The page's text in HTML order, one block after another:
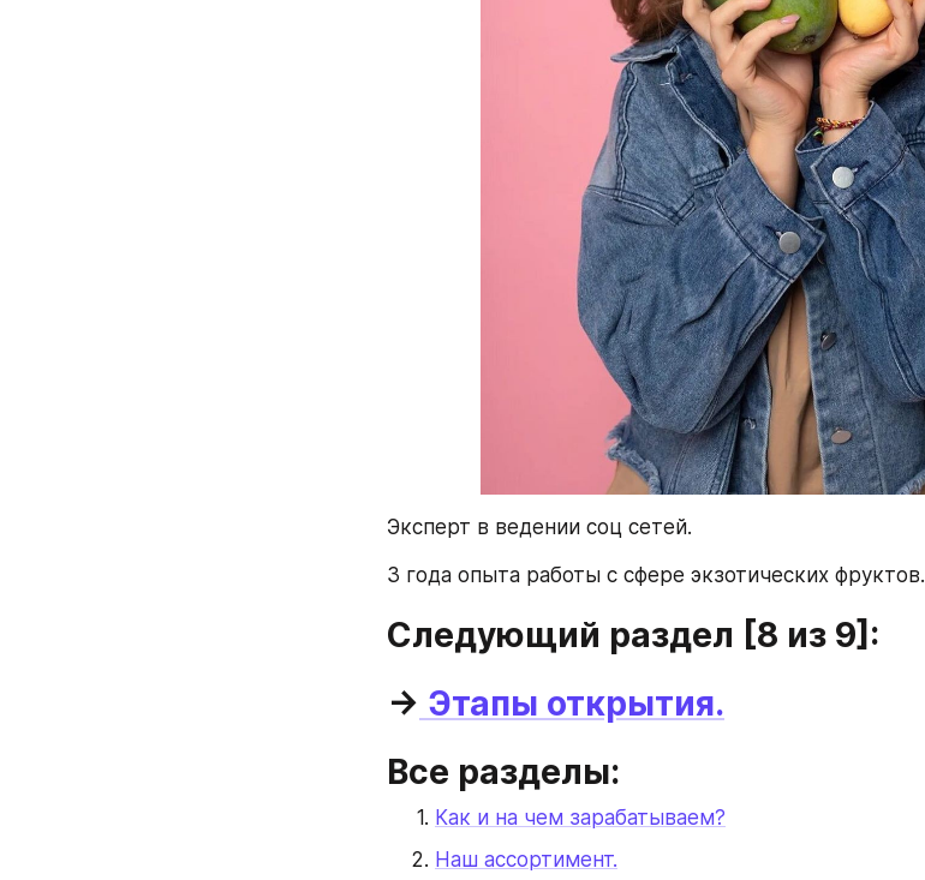
Эксперт в ведении соц сетей.
3 года опыта работы с сфере экзотических фруктов.
Следующий раздел [8 из 9]:
→ Этапы открытия.
Все разделы:
Как и на чем зарабатываем?
Наш ассортимент.